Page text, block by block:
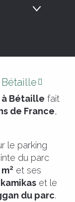
à Bétaille fait
de France,
le parking
du parc
2 et ses
et le
du parc.